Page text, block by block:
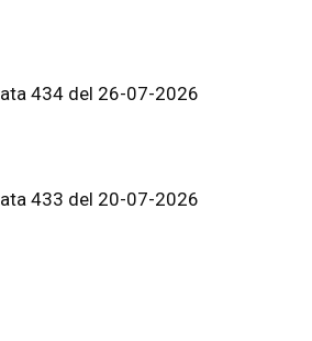
434 del 26-07-2026
433 del 20-07-2026